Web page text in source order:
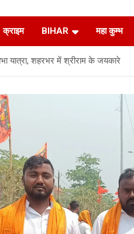
क्राइम BIHAR महा कुम्भ
यात्रा, शहरभर में श्रीराम के जयकारे